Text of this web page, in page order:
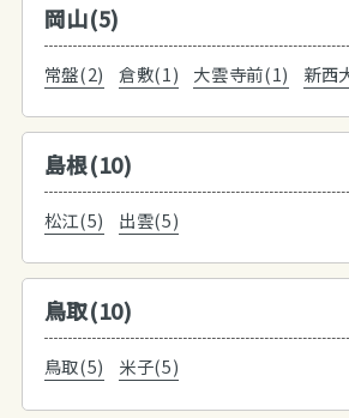
岡山(5)
常盤(2) 倉敷(1) 大雲寺前(1) 新西
島根(10)
松江(5) 出雲(5)
鳥取(10)
鳥取(5) 米子(5)